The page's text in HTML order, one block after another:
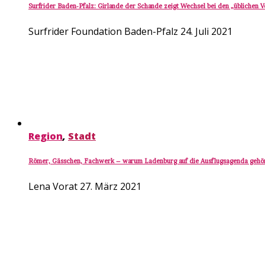
Surfrider Baden-Pfalz: Girlande der Schande zeigt Wechsel bei den „üblichen
Surfrider Foundation Baden-Pfalz 24. Juli 2021
Region, Stadt
Römer, Gässchen, Fachwerk – warum Ladenburg auf die Ausflugsagenda
Lena Vorat 27. März 2021